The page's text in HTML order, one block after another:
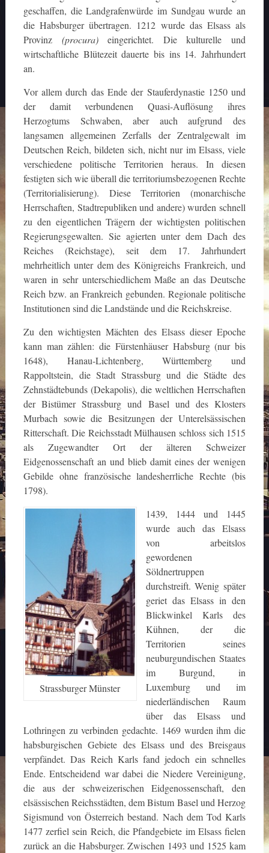
geschaffen, die Landgrafenwürde im Sundgau wurde an
die Habsburger übertragen. 1212 wurde das Elsass als
Provinz (procura)eingerichtet. Die kulturelle und
wirtschaftliche Blütezeit dauerte bis ins 14. Jahrhundert
an.
Vor allem durch das Ende der Stauferdynastie 1250 und
der damit verbundenen Quasi-Auflösung ihres
Herzogtums Schwaben, aber auch aufgrund des
langsamen allgemeinen Zerfalls der Zentralgewalt im
Deutschen Reich, bildeten sich, nicht nur im Elsass, viele
verschiedene politische Territorien heraus. In diesen
festigten sich wie überall die territoriumsbezogenen Rechte
(Territorialisierung). Diese Territorien (monarchische
Herrschaften, Stadtrepubliken und andere) wurden schnell
zu den eigentlichen Trägern der wichtigsten politischen
Regierungsgewalten. Sie agierten unter dem Dach des
Reiches (Reichstage), seit dem 17. Jahrhundert
mehrheitlich unter dem des Königreichs Frankreich, und
waren in sehr unterschiedlichem Maße an das Deutsche
Reich bzw. an Frankreich gebunden. Regionale politische
Institutionen sind die Landstände und die Reichskreise.
Zu den wichtigsten Mächten des Elsass dieser Epoche
kann man zählen: die Fürstenhäuser Habsburg (nur bis
1648), Hanau-Lichtenberg, Württemberg und
Rappoltstein, die Stadt Strassburg und die Städte des
Zehnstädtebunds (Dekapolis), die weltlichen Herrschaften
der Bistümer Strassburg und Basel und des Klosters
Murbach sowie die Besitzungen der Unterelsässischen
Ritterschaft. Die Reichsstadt Mülhausen schloss sich 1515
als Zugewandter Ort der älteren Schweizer
Eidgenossenschaft an und blieb damit eines der wenigen
Gebilde ohne französische landesherrliche Rechte (bis
1798).
Strassburger Münster
1439, 1444 und 1445
wurde auch das Elsass
von arbeitslos
gewordenen
Söldnertruppen
durchstreift. Wenig später
geriet das Elsass in den
Blickwinkel Karls des
Kühnen, der die
Territorien seines
neuburgundischen Staates
im Burgund, in
Luxemburg und im
niederländischen Raum
über das Elsass und
Lothringen zu verbinden gedachte. 1469 wurden ihm die
habsburgischen Gebiete des Elsass und des Breisgaus
verpfändet. Das Reich Karls fand jedoch ein schnelles
Ende. Entscheidend war dabei die Niedere Vereinigung,
die aus der schweizerischen Eidgenossenschaft, den
elsässischen Reichsstädten, dem Bistum Basel und Herzog
Sigismund von Österreich bestand. Nach dem Tod Karls
1477 zerfiel sein Reich, die Pfandgebiete im Elsass fielen
zurück an die Habsburger. Zwischen 1493 und 1525 kam